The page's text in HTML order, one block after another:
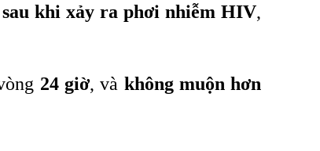
sau khi xảy ra phơi nhiễm HIV,
24 giờ, và không muộn hơn